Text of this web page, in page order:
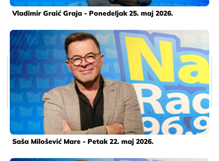
Vladimir Graić Graja - Ponedeljak 25. maj 2026.
Saša Milošević Mare - Petak 22. maj 2026.